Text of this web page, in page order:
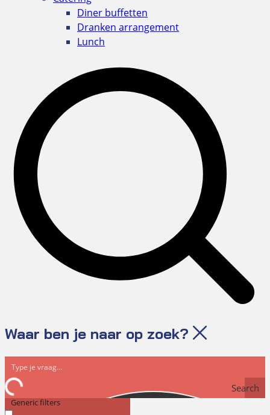
Diner buffetten
Dranken arrangement
Lunch
Waar ben je naar op zoek?
Search
Generic filters